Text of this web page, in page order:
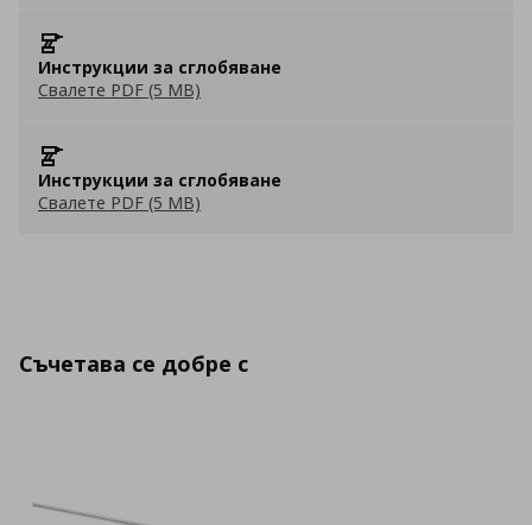
Инструкции за сглобяване
Свалете PDF (5 MB)
Инструкции за сглобяване
Свалете PDF (5 MB)
Съчетава се добре с